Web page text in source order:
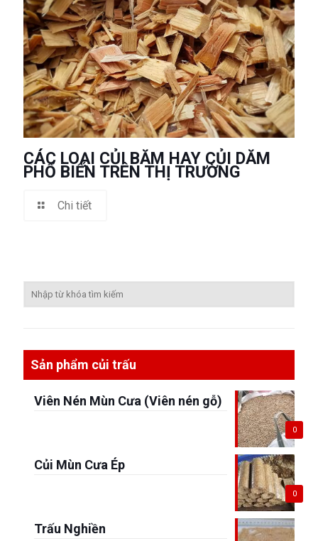
CÁC LOẠI CỦI BĂM HAY CỦI DĂM
PHỔ BIẾN TRÊN THỊ TRƯỜNG
Chi tiết
Sản phẩm củi trấu
0
Viên Nén Mùn Cưa (Viên nén gỗ)
0
Củi Mùn Cưa Ép
Trấu Nghiền